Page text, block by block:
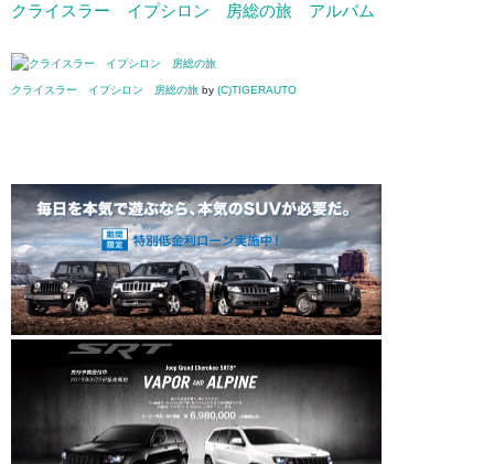
クライスラー イプシロン 房総の旅 アルバム
クライスラー イプシロン 房総の旅 by (C)TIGERAUTO